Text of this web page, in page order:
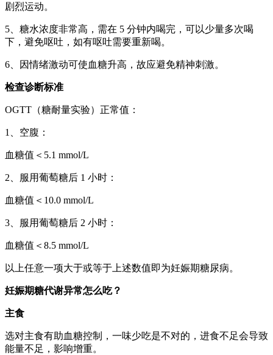
剧烈运动。
5、糖水浓度非常高，需在 5 分钟内喝完，可以少量多次喝
下，避免呕吐，如有呕吐需要重新喝。
6、因情绪激动可使血糖升高，故应避免精神刺激。
检查诊断标准
OGTT（糖耐量实验）正常值：
1、空腹：
血糖值＜5.1 mmol/L
2、服用葡萄糖后 1 小时：
血糖值＜10.0 mmol/L
3、服用葡萄糖后 2 小时：
血糖值＜8.5 mmol/L
以上任意一项大于或等于上述数值即为妊娠期糖尿病。
妊娠期糖代谢异常怎么吃？
主食
选对主食有助血糖控制，一味少吃是不对的，进食不足会导致
能量不足，影响增重。